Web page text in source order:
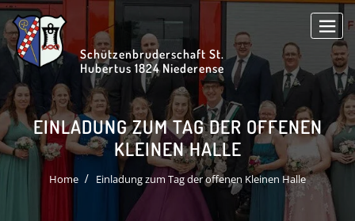
Skip
to
content
Schützenbruderschaft St.
Hubertus 1824 Niederense
EINLADUNG ZUM TAG DER OFFENEN
KLEINEN HALLE
Home Einladung zum Tag der offenen Kleinen Halle